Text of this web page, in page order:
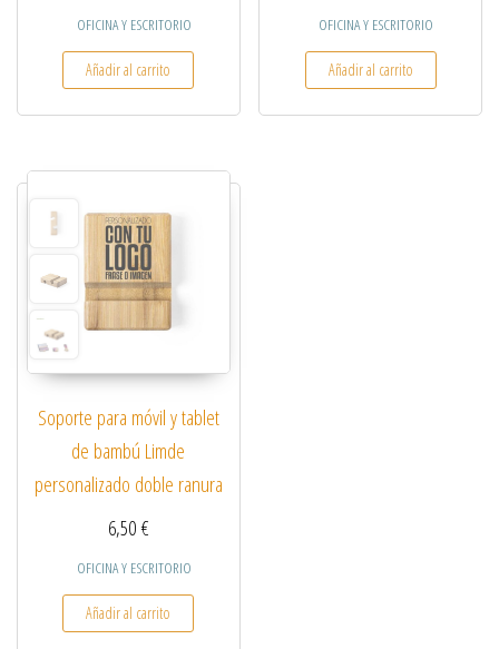
OFICINA Y ESCRITORIO
Añadir al carrito
OFICINA Y ESCRITORIO
Añadir al carrito
Soporte para móvil y tablet
de bambú Limde
personalizado doble ranura
6,50€
OFICINA Y ESCRITORIO
Añadir al carrito